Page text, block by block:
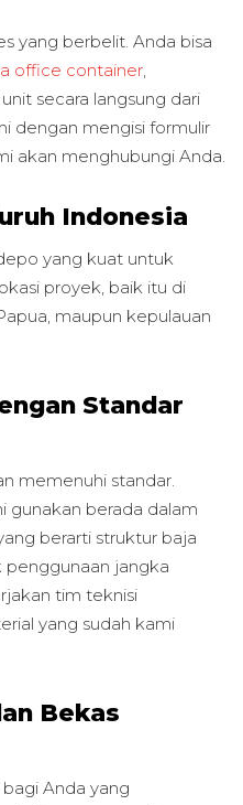
yang berbelit. Anda bisa
office container,
secara langsung dari
dengan mengisi formulir
akan menghubungi Anda.
Indonesia
yang kuat untuk
proyek, baik itu di
maupun kepulauan
Standar
memenuhi standar.
gunakan berada dalam
berarti struktur baja
penggunaan jangka
tim teknisi
yang sudah kami
Bekas
Anda yang